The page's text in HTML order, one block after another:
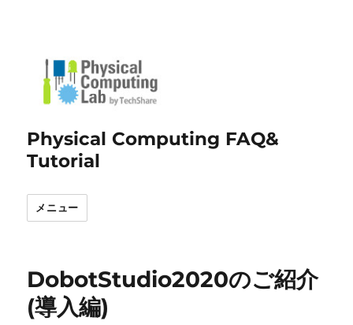
Physical Computing FAQ&
Tutorial
メニュー
DobotStudio2020のご紹介
(導入編)